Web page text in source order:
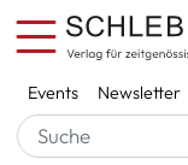
Direkt zum Inhalt
Services
Events Newsletter